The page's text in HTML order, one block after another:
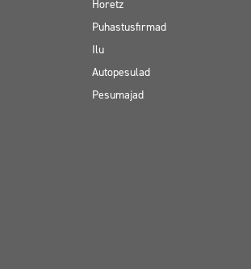
Horetz
Puhastusfirmad
Ilu
Autopesulad
Pesumajad